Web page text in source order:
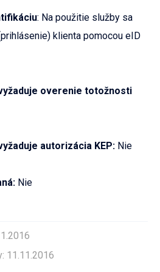
: Na použitie služby sa
klienta pomocou eID
overenie totožnosti
autorizácia KEP: Nie
Nie
11.11.2016